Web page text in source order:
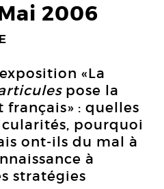
2006
«La
pose la
français» : quelles
pourquoi
ont-ils du mal à
à
stratégies